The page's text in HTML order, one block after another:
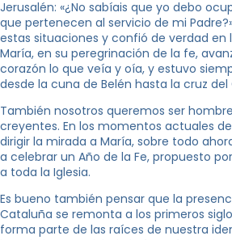
Jerusalén: «¿No sabíais que yo debo
que pertenecen al servicio de mi
estas situaciones y confió de verdad en
María, en su peregrinación de la fe,
corazón lo que veía y oía, y estuvo
desde la cuna de Belén hasta la cruz del
También nosotros queremos ser
creyentes. En los momentos actuales
dirigir la mirada a María, sobre todo
a celebrar un Año de la Fe, propuesto
a toda la Iglesia.
Es bueno también pensar que la
Cataluña se remonta a los primeros
forma parte de las raíces de nuestra